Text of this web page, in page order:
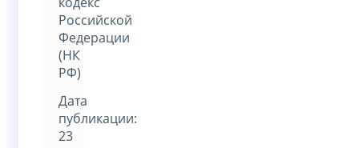
Российской
Федерации
(НК
РФ)
Дата
публикации:
23